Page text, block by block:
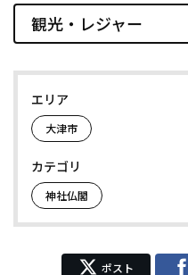
観光・レジャー
エリア
大津市
カテゴリ
神社仏閣
ポスト